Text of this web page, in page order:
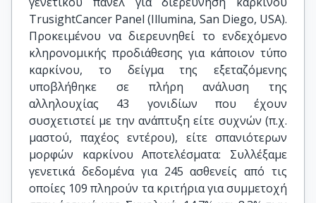
TrusightCancer Panel (Illumina, San Diego, USA).
Προκειμένου να διερευνηθεί το ενδεχόμενο
κληρονομικής προδιάθεσης για κάποιον τύπο
καρκίνου, το δείγμα της εξεταζόμενης
υποβλήθηκε σε πλήρη ανάλυση της
αλληλουχίας 43 γονιδίων που έχουν
συσχετιστεί με την ανάπτυξη είτε συχνών (π.χ.
μαστού, παχέος εντέρου), είτε σπανιότερων
μορφών καρκίνου Αποτελέσματα: Συλλέξαμε
γενετικά δεδομένα για 245 ασθενείς από τις
οποίες 109 πληρούν τα κριτήρια για συμμετοχή